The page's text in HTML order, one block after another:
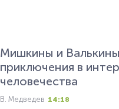
Мишкины и Валькины
приключения в
человечества
В. Медведев 14:18